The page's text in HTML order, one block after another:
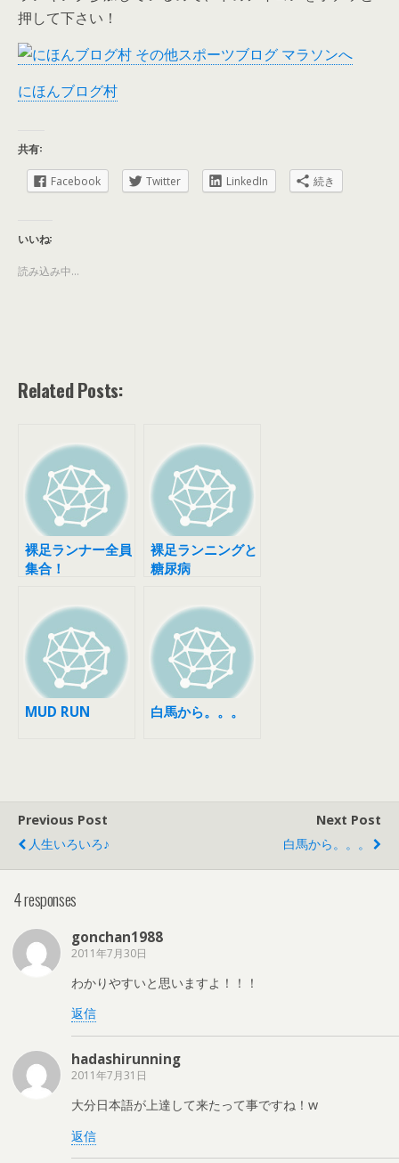
押して下さい！
にほんブログ村
共有:
Facebook Twitter LinkedIn 続き
いいね:
読み込み中...
Related Posts:
裸足ランナー全員
集合！
裸足ランニングと
糖尿病
MUD RUN 白馬から。。。
Previous Post
人生いろいろ♪
Next Post
白馬から。。。
4 responses
gonchan1988
2011年7月30日
わかりやすいと思いますよ！！！
返信
hadashirunning
2011年7月31日
大分日本語が上達して来たって事ですね！w
返信